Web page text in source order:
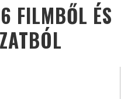
FILMBŐL ÉS